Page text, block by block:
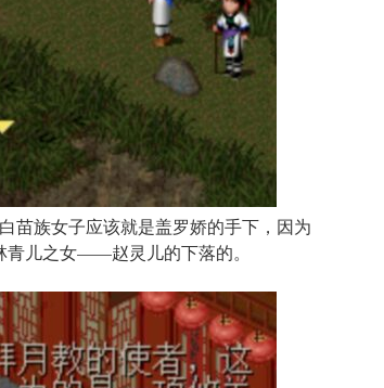
苗族女子应该就是盖罗娇的手下，因为
青儿之女——赵灵儿的下落的。